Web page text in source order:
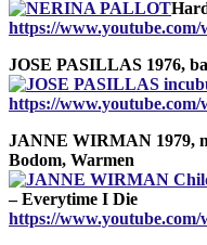
https://
JOSE PASILLAS 1976,
https://
JANNE WIRMAN 1979,
Bodom, Warmen
– Everytime I Die
https://